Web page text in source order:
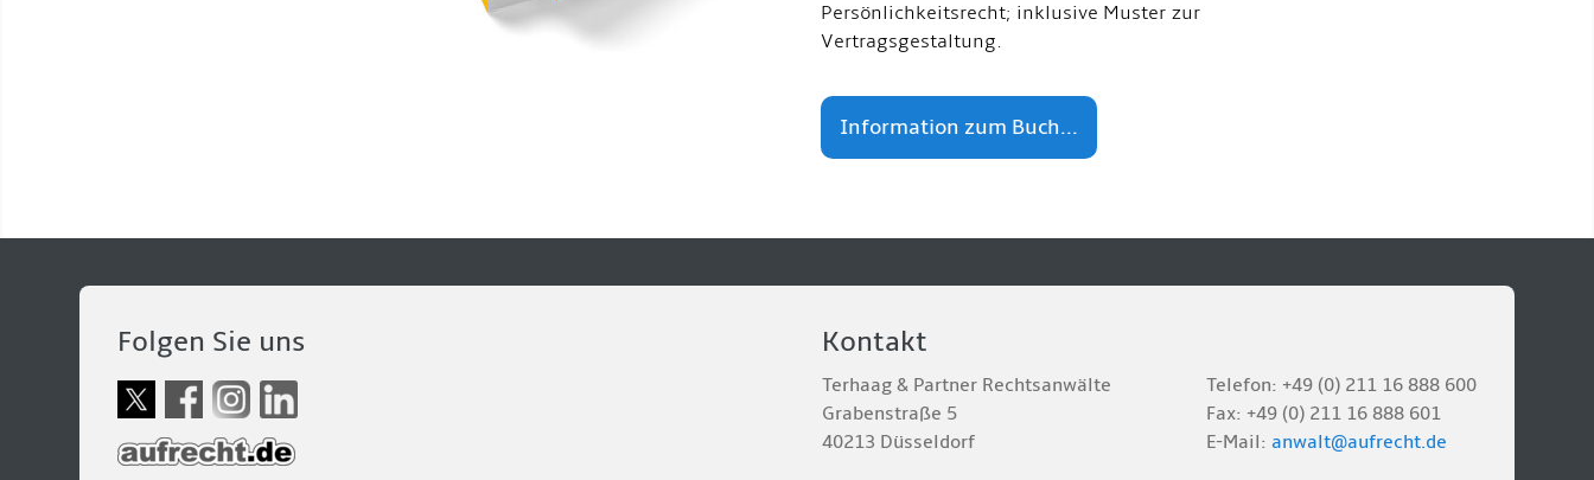
Persönlichkeitsrecht; inklusive Muster zur
Vertragsgestaltung.
Information zum Buch...
Folgen Sie uns Kontakt
Terhaag & Partner Rechtsanwälte
Grabenstraße 5
40213 Düsseldorf
Telefon: +49 (0) 211 16 888 600
Fax: +49 (0) 211 16 888 601
E-Mail: anwalt@aufrecht.de